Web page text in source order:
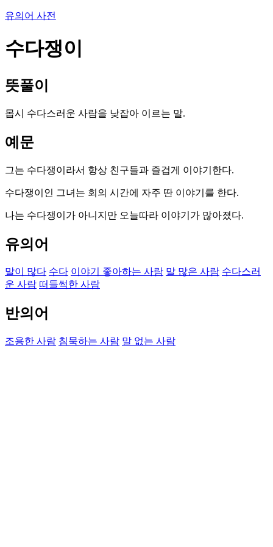
유의어 사전
수다쟁이
뜻풀이
몹시 수다스러운 사람을 낮잡아 이르는 말.
예문
그는 수다쟁이라서 항상 친구들과 즐겁게 이야기한다.
수다쟁이인 그녀는 회의 시간에 자주 딴 이야기를 한다.
나는 수다쟁이가 아니지만 오늘따라 이야기가 많아졌다.
유의어
말이 많다 수다 이야기 좋아하는 사람 말 많은 사람 수다스러
운 사람 떠들썩한 사람
반의어
조용한 사람 침묵하는 사람 말 없는 사람